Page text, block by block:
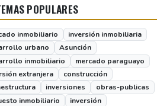
POPULARES
inmobiliario
inversión inmobiliaria
urbano
Asunción
inmobiliario
mercado paraguayo
extranjera
construcción
inversiones
obras-publicas
inmobiliario
inversión